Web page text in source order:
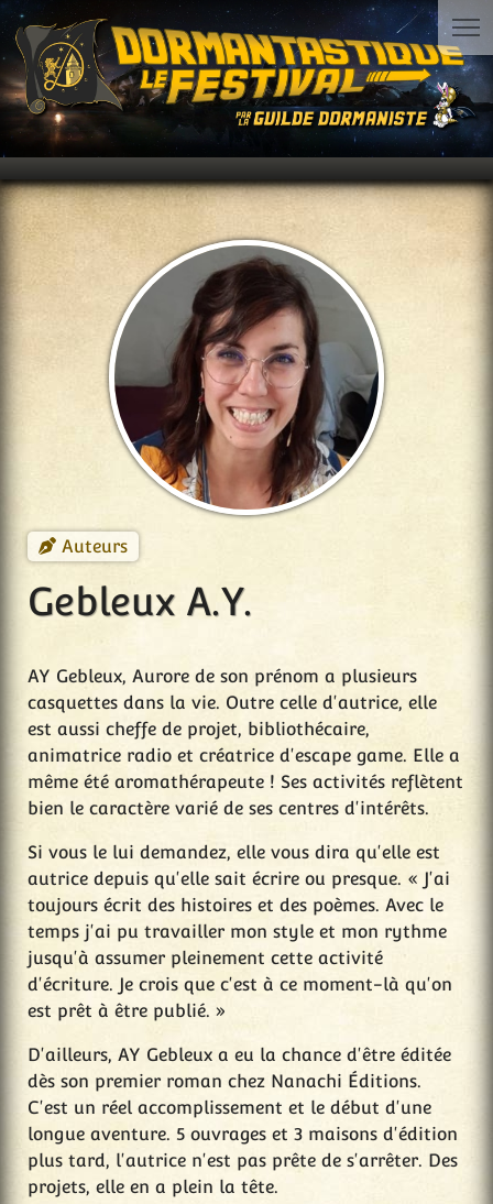
Auteurs
Gebleux A.Y.
AY Gebleux, Aurore de son prénom a plusieurs
casquettes dans la vie. Outre celle d'autrice, elle
est aussi cheffe de projet, bibliothécaire,
animatrice radio et créatrice d'escape game. Elle a
même été aromathérapeute ! Ses activités reflètent
bien le caractère varié de ses centres d'intérêts.
Si vous le lui demandez, elle vous dira qu'elle est
autrice depuis qu'elle sait écrire ou presque. « J'ai
toujours écrit des histoires et des poèmes. Avec le
temps j'ai pu travailler mon style et mon rythme
jusqu'à assumer pleinement cette activité
d'écriture. Je crois que c'est à ce moment-là qu'on
est prêt à être publié. »
D'ailleurs, AY Gebleux a eu la chance d'être éditée
dès son premier roman chez Nanachi Éditions.
C'est un réel accomplissement et le début d'une
longue aventure. 5 ouvrages et 3 maisons d'édition
plus tard, l'autrice n'est pas prête de s'arrêter. Des
projets, elle en a plein la tête.